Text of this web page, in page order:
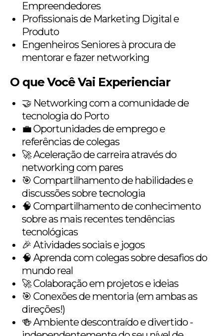
Empreendedores
Profissionais de Marketing Digital e
Produto
Engenheiros Seniores à procura de
mentorar e fazer networking
O que Você Vai Experienciar
🤝 Networking com a comunidade de
tecnologia do Porto
💼 Oportunidades de emprego e
referências de colegas
🚀 Aceleração de carreira através do
networking com pares
🎯 Compartilhamento de habilidades e
discussões sobre tecnologia
🧠 Compartilhamento de conhecimento
sobre as mais recentes tendências
tecnológicas
🎉 Atividades sociais e jogos
🧠 Aprenda com colegas sobre desafios do
mundo real
🚀 Colaboração em projetos e ideias
🎯 Conexões de mentoria (em ambas as
direções!)
🍻 Ambiente descontraído e divertido -